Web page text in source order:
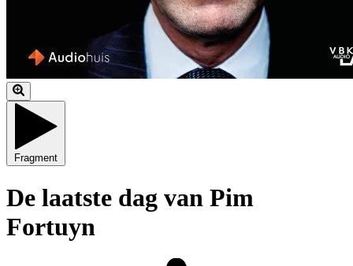
Fragment
De laatste dag van Pim
Fortuyn